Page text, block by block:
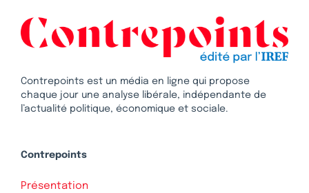
Contrepoints est un média en ligne qui propose
chaque jour une analyse libérale, indépendante de
l’actualité politique, économique et sociale.
Contrepoints
Présentation